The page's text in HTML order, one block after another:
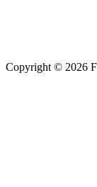
Copyright © 2026